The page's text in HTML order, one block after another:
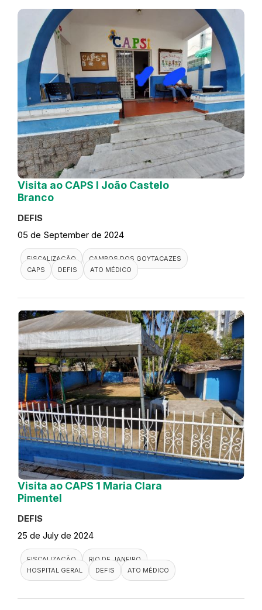
Visita ao CAPS I João Castelo
Branco
DEFIS
05 de September de 2024
FISCALIZAÇÃO
CAMPOS DOS GOYTACAZES
CAPS
DEFIS ATO MÉDICO
Visita ao CAPS 1 Maria Clara
Pimentel
DEFIS
25 de July de 2024
FISCALIZAÇÃO
RIO DE JANEIRO
HOSPITAL GERAL
DEFIS ATO MÉDICO